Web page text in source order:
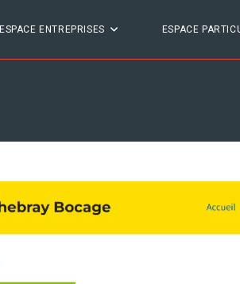
ESPACE ENTREPRISES ESPACE